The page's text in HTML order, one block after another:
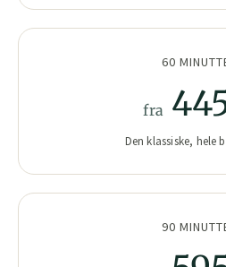
60
fra
Den klassiske, hele
90